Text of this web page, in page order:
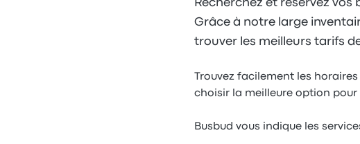
Recherchez et réservez vos
Grâce à notre large
trouver les meilleurs tarifs
Trouvez facilement les
choisir la meilleure option pour
Busbud vous indique les